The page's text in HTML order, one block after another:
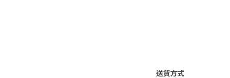
送貨方式